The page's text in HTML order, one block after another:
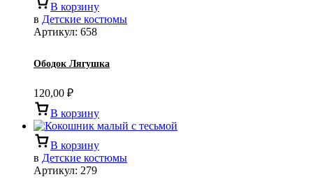
В корзину
в Детские костюмы
Артикул: 658
Ободок Лягушка
120,00 ₽
В корзину
В корзину
в Детские костюмы
Артикул: 279